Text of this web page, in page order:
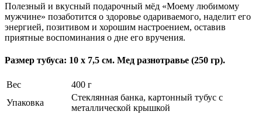
Полезный и вкусный подарочный мёд «Моему любимому
мужчине» позаботится о здоровье одариваемого, наделит его
энергией, позитивом и хорошим настроением, оставив
приятные воспоминания о дне его вручения.
Размер тубуса: 10 х 7,5 см. Мед разнотравье (250 гр).
Вес
400 г
Упаковка
Стеклянная банка, картонный тубус с
металлической крышкой